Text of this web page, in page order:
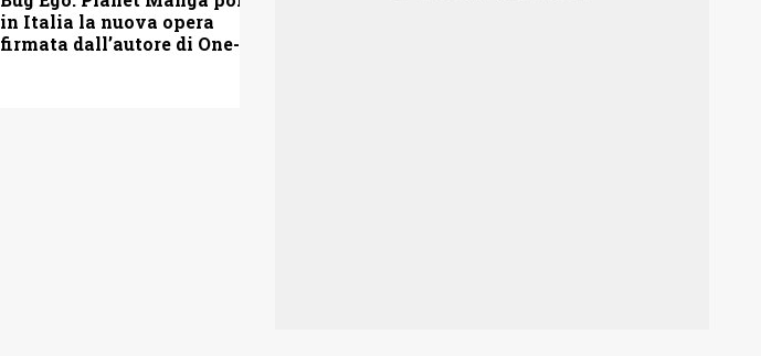
in Italia la nuova opera
firmata dall’autore di One-